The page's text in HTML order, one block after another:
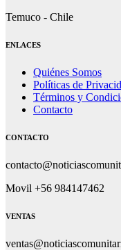
Temuco - Chile
ENLACES
Quiénes Somos
Políticas de
Términos y
Contacto
CONTACTO
Movil +56 984147462
VENTAS